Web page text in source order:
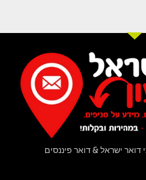
ישראל & דואר פיננסים